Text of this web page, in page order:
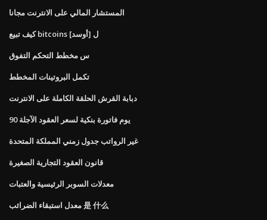
المستشار المالي على الانترنت مجانا
كيف تبيع bitcoins ل [أوسد]
س مخطط التحكم التفوق
تكمل البروتينات المخطط
دبابة القرش الحلقة الكاملة على الانترنت
90 يوم فاتورة بنكية لسعر العقود الآجلة
غير الرواتب جدول زمني المملكة المتحدة
قانون العقود التجارية الصغيرة
معدلات السوبر الرئيسية والعتبات
معدل استبقاء الضرائب 是 什么